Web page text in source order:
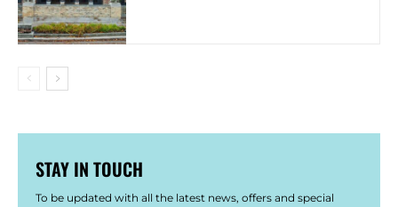
STAY IN TOUCH
To be updated with all the latest news, offers and special